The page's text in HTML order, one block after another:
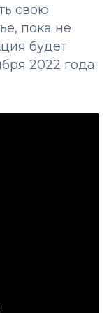
свою
пока не
будет
2022 года.